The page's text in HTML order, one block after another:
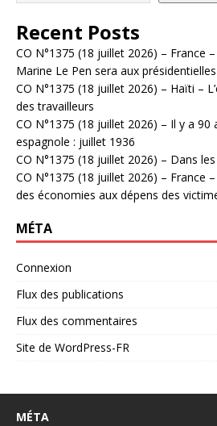
Recent Posts
CO N°1375 (18 juillet 2026) – France
Marine Le Pen sera aux présidentielles
CO N°1375 (18 juillet 2026) – Haïti –
des travailleurs
CO N°1375 (18 juillet 2026) – Il y a 90
espagnole : juillet 1936
CO N°1375 (18 juillet 2026) – Dans
CO N°1375 (18 juillet 2026) – France
des économies aux dépens des
MÉTA
Connexion
Flux des publications
Flux des commentaires
Site de WordPress-FR
MÉTA